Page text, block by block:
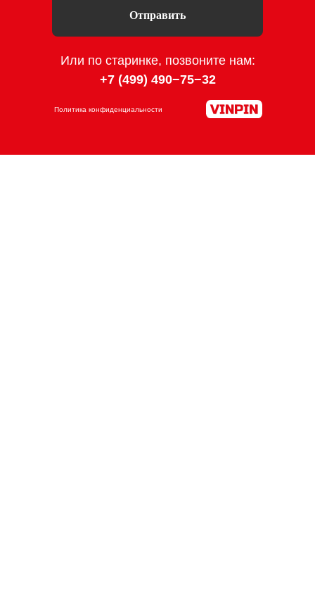
Политика конфиденциальности
Отправить
Или по старинке, позвоните нам:
+7 (499) 490−75−32